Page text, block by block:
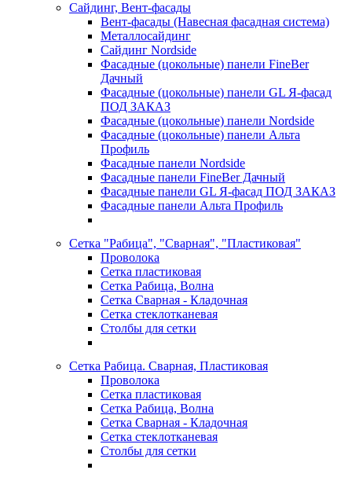
Сайдинг, Вент-фасады
Вент-фасады (Навесная фасадная система)
Металлосайдинг
Сайдинг Nordside
Фасадные (цокольные) панели FineBer
Дачный
Фасадные (цокольные) панели GL Я-фасад
ПОД ЗАКАЗ
Фасадные (цокольные) панели Nordside
Фасадные (цокольные) панели Альта
Профиль
Фасадные панели Nordside
Фасадные панели FineBer Дачный
Фасадные панели GL Я-фасад ПОД ЗАКАЗ
Фасадные панели Альта Профиль
Сетка "Рабица", "Сварная", "Пластиковая"
Проволока
Сетка пластиковая
Сетка Рабица, Волна
Сетка Сварная - Кладочная
Сетка стеклотканевая
Столбы для сетки
Сетка Рабица. Сварная, Пластиковая
Проволока
Сетка пластиковая
Сетка Рабица, Волна
Сетка Сварная - Кладочная
Сетка стеклотканевая
Столбы для сетки